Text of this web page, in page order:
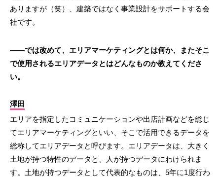
ありますが（笑）、建築ではなく事業設計をサポートする会
社です。
――では改めて、エリアマーケティングとは何か、またそこ
で使用されるエリアデータとはどんなものか教えてくださ
い。
澤田
エリアを指定したコミュニケーションや出店計画などを総じ
てエリアマーケティングといい、そこで活用できるデータを
総称してエリアデータと呼びます。エリアデータは、大きく
土地が持つ特性のデータと、人が持つデータにわけられま
す。土地が持つデータとして代表的なものは、5年に1度行わ